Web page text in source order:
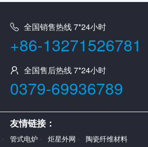
全国销售热线 7*24小时
+86-13271526781
全国售后热线 7*24小时
0379-69936789
友情链接：
管式电炉 炬星外网 陶瓷纤维材料